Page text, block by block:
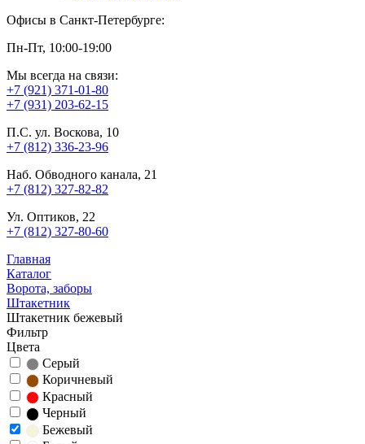
Офисы в Санкт-Петербурге:
Пн-Пт, 10:00-19:00
Мы всегда на связи:
+7 (921) 371-01-80
+7 (931) 203-62-15
П.С. ул. Воскова, 10
+7 (812) 336-23-96
Наб. Обводного канала, 21
+7 (812) 327-82-82
Ул. Оптиков, 22
+7 (812) 327-80-60
Главная
Каталог
Ворота, заборы
Штакетник
Штакетник бежевый
Фильтр
Цвета
Серый
Коричневый
Красный
Черный
Бежевый